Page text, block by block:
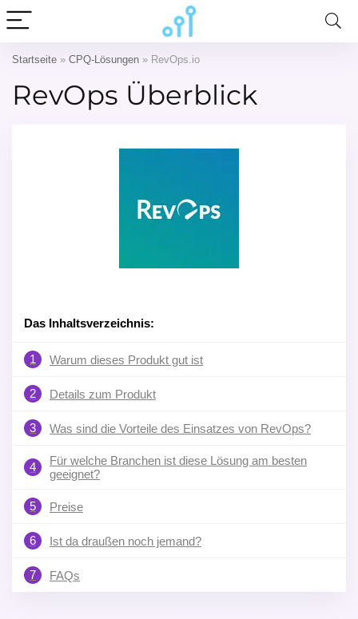
Startseite » CPQ-Lösungen » RevOps.io
RevOps Überblick
Das Inhaltsverzeichnis:
1 Warum dieses Produkt gut ist
2 Details zum Produkt
3 Was sind die Vorteile des Einsatzes von RevOps?
4
Für welche Branchen ist diese Lösung am besten
geeignet?
5 Preise
6 Ist da draußen noch jemand?
7 FAQs